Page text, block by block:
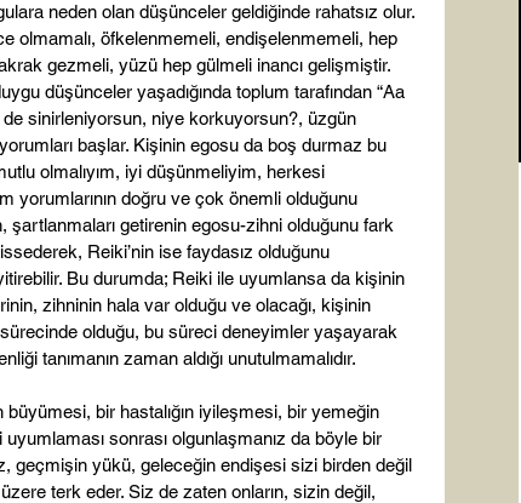
neden olan düşünceler geldiğinde rahatsız olur.
olmamalı, öfkelenmemeli, endişelenmemeli, hep
gezmeli, yüzü hep gülmeli inancı gelişmiştir.
düşünceler yaşadığında toplum tarafından “Aa
sinirleniyorsun, niye korkuyorsun?, üzgün
başlar. Kişinin egosu da boş durmaz bu
olmalıyım, iyi düşünmeliyim, herkesi
yorumlarının doğru ve çok önemli olduğunu
şartlanmaları getirenin egosu-zihni olduğunu fark
Reiki’nin ise faydasız olduğunu
Bu durumda; Reiki ile uyumlansa da kişinin
zihninin hala var olduğu ve olacağı, kişinin
olduğu, bu süreci deneyimler yaşayarak
tanımanın zaman aldığı unutulmamalıdır.
bir hastalığın iyileşmesi, bir yemeğin
sonrası olgunlaşmanız da böyle bir
geçmişin yükü, geleceğin endişesi sizi birden değil
terk eder. Siz de zaten onların, sizin değil,